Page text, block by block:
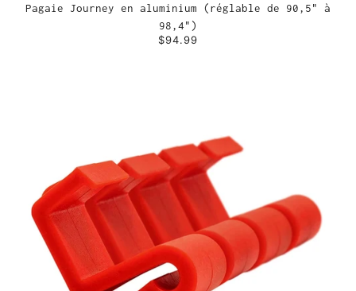
Pagaie Journey en aluminium (réglable de 90,5" à
98,4")
$94.99